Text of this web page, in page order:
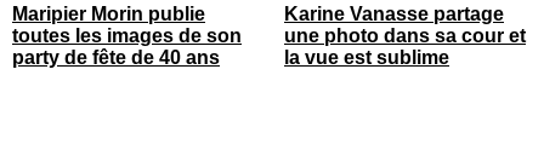
Maripier Morin publie
toutes les images de son
party de fête de 40 ans
Karine Vanasse partage
une photo dans sa cour et
la vue est sublime